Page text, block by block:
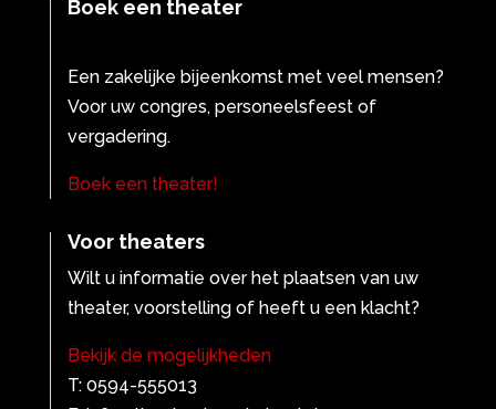
Boek een theater
Een zakelijke bijeenkomst met veel mensen?
Voor uw congres, personeelsfeest of
vergadering.
Boek een theater!
Voor theaters
Wilt u informatie over het plaatsen van uw
theater, voorstelling of heeft u een klacht?
Bekijk de mogelijkheden
T: 0594-555013